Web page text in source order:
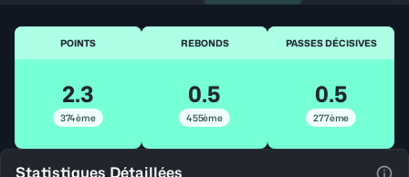
POINTS
2.3
374ème
REBONDS
0.5
455ème
PASSES DÉCISIVES
0.5
277ème
Statistiques Détaillées